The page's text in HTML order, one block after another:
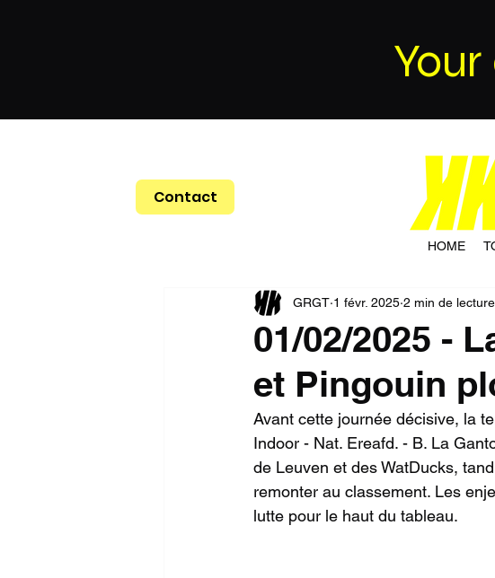
Contact
HOME
01/02/2025 -
et Pingouin
GRGT 1 févr. 2025 2 min de lecture
Avant cette journée décisive, la
Indoor - Nat. Ereafd. - B. La
de Leuven et des WatDucks,
remonter au classement. Les
lutte pour le haut du tableau.